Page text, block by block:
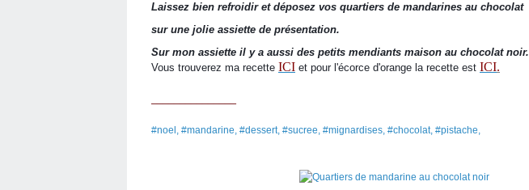
Laissez bien refroidir et déposez vos quartiers de mandarines au chocolat
sur une jolie assiette de présentation.
Sur mon assiette il y a aussi des petits mendiants maison au chocolat noir.
Vous trouverez ma recette ICI et pour l'écorce d'orange la recette est ICI.
#noel, #mandarine, #dessert, #sucree, #mignardises, #chocolat, #pistache,